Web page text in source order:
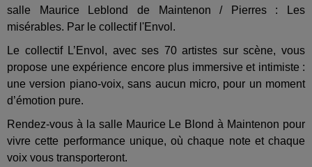
salle Maurice Leblond de Maintenon / Pierres : Les
misérables. Par le collectif l'Envol.
Le collectif L’Envol, avec ses 70 artistes sur scène, vous
propose une expérience encore plus immersive et intimiste :
une version piano-voix, sans aucun micro, pour un moment
d’émotion pure.
Rendez-vous à la salle Maurice Le Blond à Maintenon pour
vivre cette performance unique, où chaque note et chaque
voix vous transporteront.